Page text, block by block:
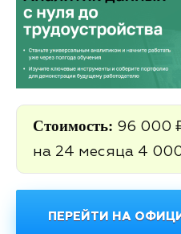
Стоимость: 96 000
на 24 месяца 4
ПЕРЕЙТИ НА